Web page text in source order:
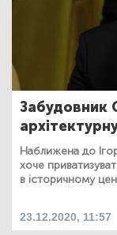
Забудовник
Наближена до
хоче
в історичному
23.12.2020, 11:57